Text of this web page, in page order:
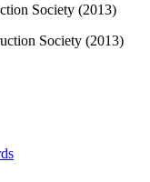
Society (2013)
Society (2013)